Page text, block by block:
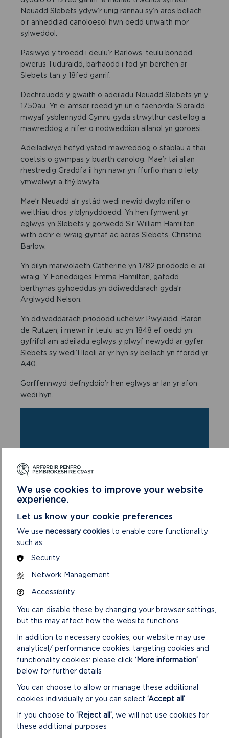
Neuadd Slebets ydyw’r unig rannau sy’n aros bellach
o’r anheddiad canoloesol hwn oedd unwaith mor
sylweddol.
Pasiwyd y tiroedd i deulu’r Barlows, teulu bonedd
pwerus Tuduraidd, barhaodd i fod yn berchen ar
Slebets tan y 18fed ganrif.
Dechreuodd y gwaith o adeiladu Neuadd Slebets yn y
1750au. Yn ei amser roedd yn un o faenordai Sioraidd
mwyaf ysblennydd Cymru gyda strwythur castellog a
mawreddog a nifer o nodweddion allanol yn goroesi.
Adeiladwyd hefyd ystod mawreddog o stablau a thai
coetsis o gwmpas y buarth canolog. Mae’r tai allan
rhestredig Graddfa ii hyn nawr yn ffurfio rhan o lety
ymwelwyr a thŷ bwyta.
Mae’r Neuadd a’r ystâd wedi newid dwylo nifer o
weithiau dros y blynyddoedd. Yn hen fynwent yr
eglwys yn Slebets y gorwedd Sir William Hamilton
wrth ochr ei wraig gyntaf ac aeres Slebets, Christine
Barlow.
Yn dilyn marwolaeth Catherine yn 1782 priododd ei ail
wraig, Y Foneddiges Emma Hamilton, gafodd
berthynas gyhoeddus yn ddiweddarach gyda’r
Arglwydd Nelson.
Yn ddiweddarach priododd uchelwr Pwylaidd, Baron
de Rutzen, i mewn i’r teulu ac yn 1848 ef oedd yn
gyfrifol am adeiladu eglwys y plwyf newydd ar gyfer
Slebets sy wedi’I lleoli ar yr hyn sy bellach yn ffordd yr
A40.
Gorffennwyd defnyddio’r hen eglwys ar lan yr afon
wedi hyn.
DEWCH O HYD I'R DAITH
CYFEIRNOD GRID: SN030141
LAWRLWYTHWCH FAP TAITH FER PARC
We use cookies to improve your website
experience.
Let us know your cookie preferences
We use necessary cookies to enable core functionality
such as:
Security
Network Management
Accessibility
You can disable these by changing your browser settings,
but this may affect how the website functions
In addition to necessary cookies, our website may use
analytical/ performance cookies, targeting cookies and
functionality cookies: please click ‘More information’
below for further details
You can choose to allow or manage these additional
cookies individually or you can select ‘Accept all’.
If you choose to ‘Reject all’, we will not use cookies for
these additional purposes